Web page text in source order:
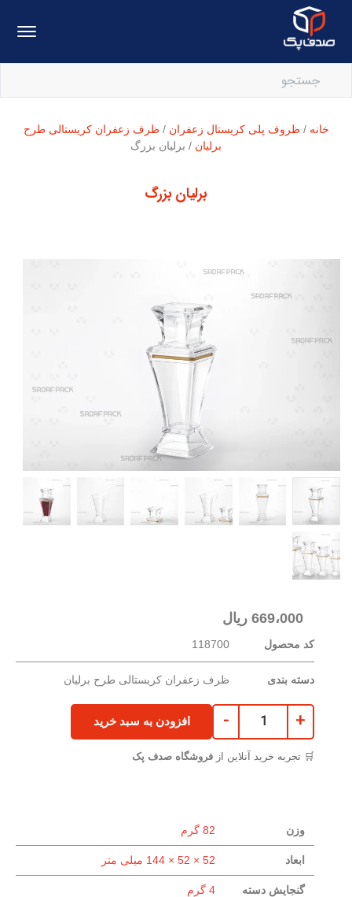
برلیان بزرگ
خانه /ظروف پلی کریستال زعفران /ظرف زعفران کریستالی طرح
برلیان / برلیان بزرگ
669،000 ریال
کد محصول 118700
دسته بندی ظرف زعفران کریستالی طرح برلیان
افزودن به سبد خرید +
-
🛒 تجربه خرید آنلاین از فروشگاه صدف پک
وزن 82 گرم
ابعاد 52 × 52 × 144 میلی متر
گنجایش دسته 4 گرم